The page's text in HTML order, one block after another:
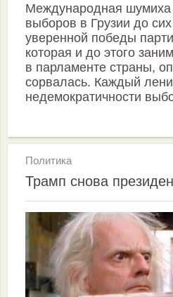
Международная шумиха
выборов в Грузии до
уверенной победы
которая и до этого
в парламенте страны,
сорвалась. Каждый
недемократичности
Политика
Трамп снова